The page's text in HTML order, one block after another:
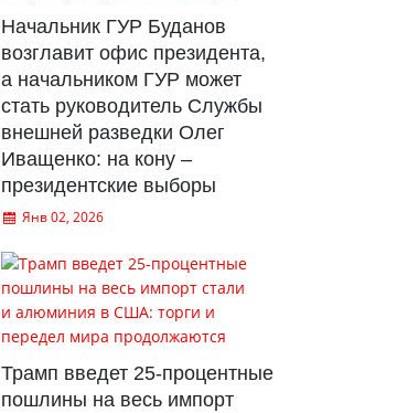
Начальник ГУР Буданов
возглавит офис президента,
а начальником ГУР может
стать руководитель Службы
внешней разведки Олег
Иващенко: на кону –
президентские выборы
Янв 02, 2026
Трамп введет 25-процентные
пошлины на весь импорт